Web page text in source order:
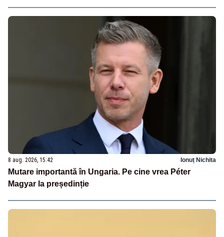
8 aug. 2026, 15:42 Ionuț Nichita
Mutare importantă în Ungaria. Pe cine vrea Péter
Magyar la președinție